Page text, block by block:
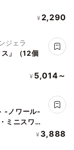
¥ 2,290
ジェラ
」（12個
¥ 5,014～
-ノワール-
ミニスワッ
¥ 3,888